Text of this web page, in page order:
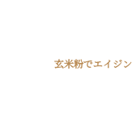
玄米粉でエイジ